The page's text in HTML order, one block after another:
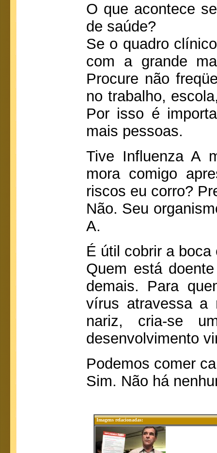
O que acontece
de saúde?
Se o quadro
com a grande
Procure não
no trabalho,
Por isso é
mais pessoas.
Tive Influenza A
mora comigo
riscos eu corro?
Não. Seu
A.
É útil cobrir a
Quem está
demais. Para
vírus atravessa a
nariz, cria-se
desenvolvimento
Podemos comer
Sim. Não há
Imagens relacionadas: